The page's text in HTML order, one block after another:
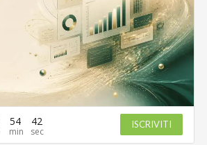
54 41 ISCRIVITI